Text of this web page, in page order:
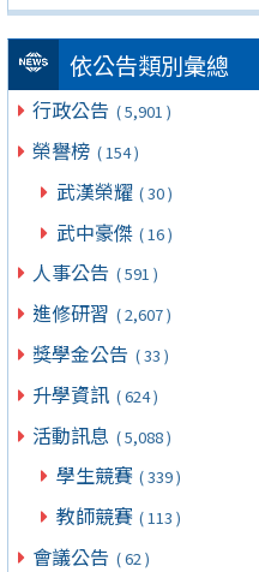
依公告類別彙總
行政公告 ( 5,901 )
榮譽榜 ( 154 )
武漢榮耀 ( 30 )
武中豪傑 ( 16 )
人事公告 ( 591 )
進修研習 ( 2,607 )
獎學金公告 ( 33 )
升學資訊 ( 624 )
活動訊息 ( 5,088 )
學生競賽 ( 339 )
教師競賽 ( 113 )
會議公告 ( 62 )